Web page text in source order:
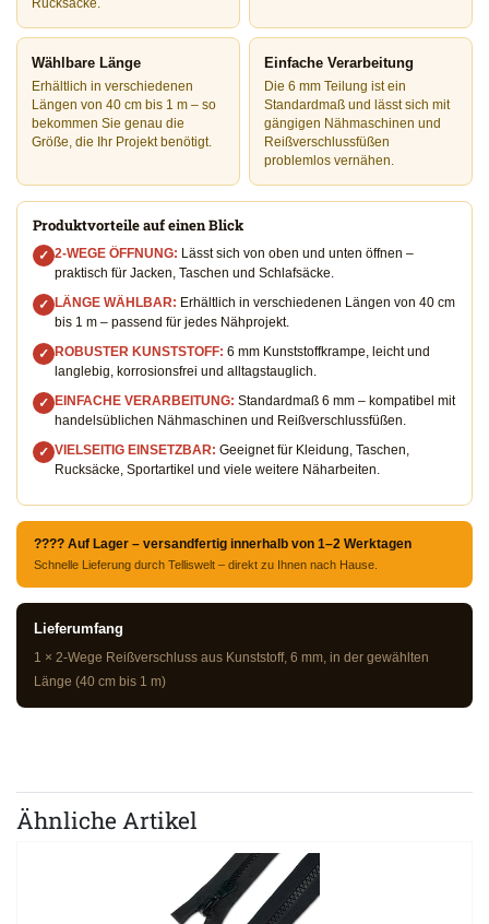
Rucksäcke.
Wählbare Länge
Erhältlich in verschiedenen
Längen von 40 cm bis 1 m – so
bekommen Sie genau die
Größe, die Ihr Projekt benötigt.
Einfache Verarbeitung
Die 6 mm Teilung ist ein
Standardmaß und lässt sich mit
gängigen Nähmaschinen und
Reißverschlussfüßen
problemlos vernähen.
Produktvorteile auf einen Blick
✓ 2-WEGE ÖFFNUNG: Lässt sich von oben und unten öffnen –
praktisch für Jacken, Taschen und Schlafsäcke.
✓ LÄNGE WÄHLBAR: Erhältlich in verschiedenen Längen von 40 cm
bis 1 m – passend für jedes Nähprojekt.
✓ ROBUSTER KUNSTSTOFF: 6 mm Kunststoffkrampe, leicht und
langlebig, korrosionsfrei und alltagstauglich.
✓ EINFACHE VERARBEITUNG: Standardmaß 6 mm – kompatibel mit
handelsüblichen Nähmaschinen und Reißverschlussfüßen.
✓ VIELSEITIG EINSETZBAR: Geeignet für Kleidung, Taschen,
Rucksäcke, Sportartikel und viele weitere Näharbeiten.
???? Auf Lager – versandfertig innerhalb von 1–2 Werktagen
Schnelle Lieferung durch Telliswelt – direkt zu Ihnen nach Hause.
Lieferumfang
1 × 2-Wege Reißverschluss aus Kunststoff, 6 mm, in der gewählten
Länge (40 cm bis 1 m)
Ähnliche Artikel